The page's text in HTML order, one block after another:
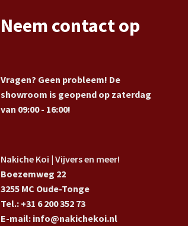
Neem contact op
Vragen? Geen probleem! De
showroom is geopend op zaterdag
van 09:00 - 16:00!
Nakiche Koi | Vijvers en meer!
Boezemweg 22
3255 MC Oude-Tonge
Tel.: +31 6 200 352 73
E-mail: info@nakichekoi.nl